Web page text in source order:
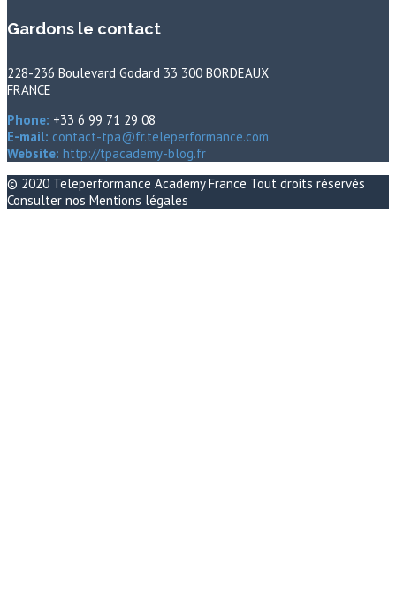
Gardons le contact
228-236 Boulevard Godard 33 300 BORDEAUX
FRANCE
Phone: +33 6 99 71 29 08
E-mail: contact-tpa@fr.teleperformance.com
Website: http://tpacademy-blog.fr
© 2020 Teleperformance Academy France Tout droits réservés
Consulter nos Mentions légales